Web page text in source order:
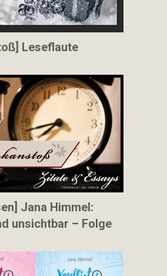
Leseflaute
Jana Himmel:
unsichtbar – Folge